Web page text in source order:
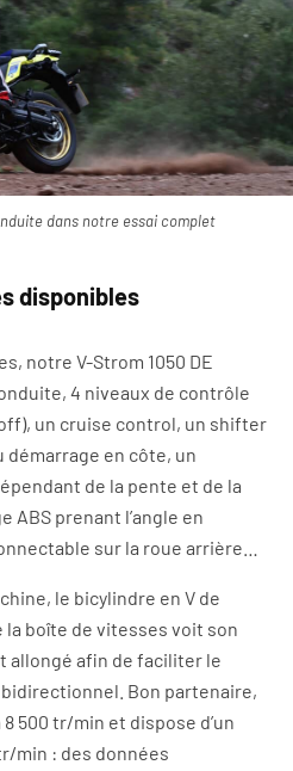
dans notre essai complet
disponibles
notre V-Strom 1050 DE
4 niveaux de contrôle
un cruise control, un shifter
en côte, un
de la pente et de la
ABS prenant l’angle en
sur la roue arrière…
le bicylindre en V de
la boîte de vitesses voit son
allongé afin de faciliter le
Bon partenaire,
500 tr/min et dispose d’un
min : des données